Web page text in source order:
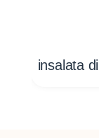
insalata